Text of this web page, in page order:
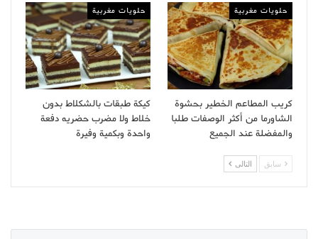
حلويات مغربية
كريب المطاعم الخطير بحشوة
الشاورما من أكثر الوصفات طلبا
والمفضلة عند الجميع
حلويات مغربية
كيكة طبقات بالشكلاط بدون
خلاط ولا مضرب حضريه دفعة
واحدة وبكمية وفيرة
سابق التالى